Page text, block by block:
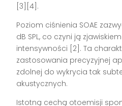
[3][4].
Poziom ciśnienia SOAE
dB SPL, co czyni ją
intensywności [2]. Ta
zastosowania precyzyjnej
zdolnej do wykrycia tak
akustycznych.
Istotną cechą otoemisji